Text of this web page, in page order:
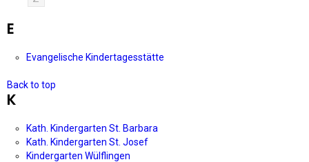
E
Evangelische Kindertagesstätte
Back to top
K
Kath. Kindergarten St. Barbara
Kath. Kindergarten St. Josef
Kindergarten Wülflingen